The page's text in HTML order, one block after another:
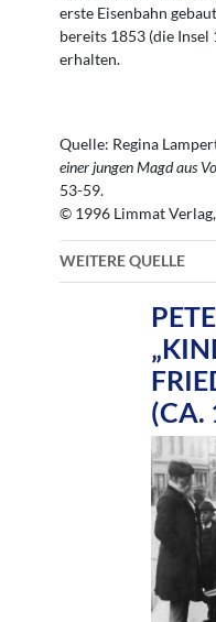
erste Eisenbahn
bereits 1853 (die Insel
erhalten.
Quelle: Regina
einer jungen Magd aus
53-59.
© 1996 Limmat
WEITERE QUELLE
(CA.